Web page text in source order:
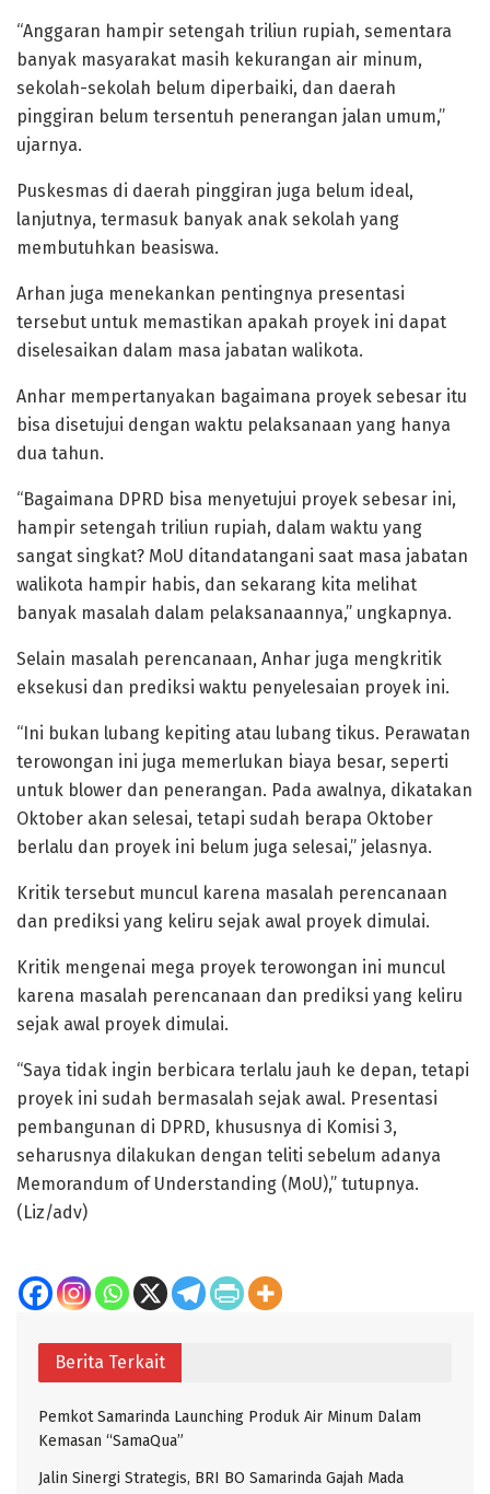
“Anggaran hampir setengah triliun rupiah, sementara
banyak masyarakat masih kekurangan air minum,
sekolah-sekolah belum diperbaiki, dan daerah
pinggiran belum tersentuh penerangan jalan umum,”
ujarnya.
Puskesmas di daerah pinggiran juga belum ideal,
lanjutnya, termasuk banyak anak sekolah yang
membutuhkan beasiswa.
Arhan juga menekankan pentingnya presentasi
tersebut untuk memastikan apakah proyek ini dapat
diselesaikan dalam masa jabatan walikota.
Anhar mempertanyakan bagaimana proyek sebesar itu
bisa disetujui dengan waktu pelaksanaan yang hanya
dua tahun.
“Bagaimana DPRD bisa menyetujui proyek sebesar ini,
hampir setengah triliun rupiah, dalam waktu yang
sangat singkat? MoU ditandatangani saat masa jabatan
walikota hampir habis, dan sekarang kita melihat
banyak masalah dalam pelaksanaannya,” ungkapnya.
Selain masalah perencanaan, Anhar juga mengkritik
eksekusi dan prediksi waktu penyelesaian proyek ini.
“Ini bukan lubang kepiting atau lubang tikus. Perawatan
terowongan ini juga memerlukan biaya besar, seperti
untuk blower dan penerangan. Pada awalnya, dikatakan
Oktober akan selesai, tetapi sudah berapa Oktober
berlalu dan proyek ini belum juga selesai,” jelasnya.
Kritik tersebut muncul karena masalah perencanaan
dan prediksi yang keliru sejak awal proyek dimulai.
Kritik mengenai mega proyek terowongan ini muncul
karena masalah perencanaan dan prediksi yang keliru
sejak awal proyek dimulai.
“Saya tidak ingin berbicara terlalu jauh ke depan, tetapi
proyek ini sudah bermasalah sejak awal. Presentasi
pembangunan di DPRD, khususnya di Komisi 3,
seharusnya dilakukan dengan teliti sebelum adanya
Memorandum of Understanding (MoU),” tutupnya.
(Liz/adv)
Berita Terkait
Pemkot Samarinda Launching Produk Air Minum Dalam
Kemasan “SamaQua”
Jalin Sinergi Strategis, BRI BO Samarinda Gajah Mada